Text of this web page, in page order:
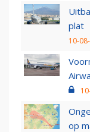
plat
10-
op